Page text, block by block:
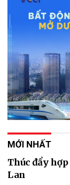
MỚI NHẤT
Thúc đẩy
Lan